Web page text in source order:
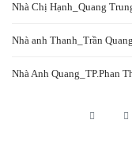
Nhà Chị Hạnh_Quang
Nhà anh Thanh_Trần
Nhà Anh Quang_TP.Phan